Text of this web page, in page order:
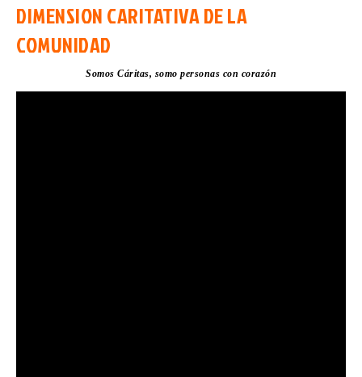
DIMENSION CARITATIVA DE LA
COMUNIDAD
Somos Cáritas, somo personas con corazón